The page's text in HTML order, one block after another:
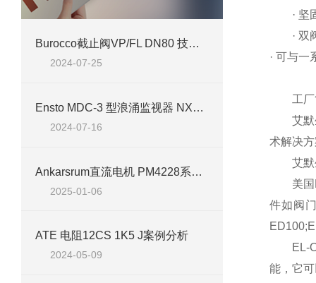
Burocco截止阀VP/FL DN80 技术介绍及应用
2024-07-25
Ensto MDC-3 型浪涌监视器 NX7260024 技术介绍
2024-07-16
Ankarsrum直流电机 PM4228系列 转速范围：150 – 320 rpm
2025-01-06
ATE 电阻12CS 1K5 J案例分析
2024-05-09
· 坚固
· 双阀
· 可与一
工厂简
艾默生
术解决
艾默生
美国
件如阀
EL-O-
能，它